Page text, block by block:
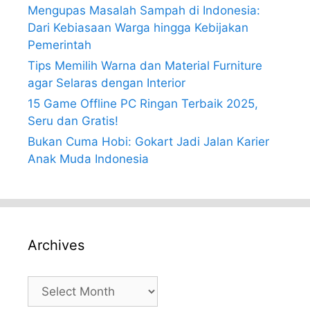
Mengupas Masalah Sampah di Indonesia:
Dari Kebiasaan Warga hingga Kebijakan
Pemerintah
Tips Memilih Warna dan Material Furniture
agar Selaras dengan Interior
15 Game Offline PC Ringan Terbaik 2025,
Seru dan Gratis!
Bukan Cuma Hobi: Gokart Jadi Jalan Karier
Anak Muda Indonesia
Archives
Archives